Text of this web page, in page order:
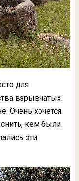
для
взрывчатых
Очень хочется
кем были
эти